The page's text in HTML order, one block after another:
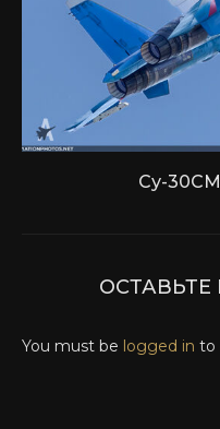
Су-
You must be logged in to